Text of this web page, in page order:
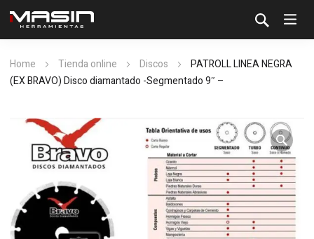
Home Tienda online Discos
PATROLL LINEA NEGRA
(EX BRAVO) Disco diamantado -Segmentado 9″ –